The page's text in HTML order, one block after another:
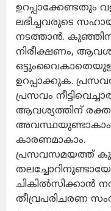
ഉറപ്പാക്കേണ്ടതും
ലഭിച്ചവരുടെ
നടത്താൻ.
നിരീക്ഷണം,
ഉറപ്പാക്കുക.
പ്രസവം
ആവശ്യത്തിന്
കാരണമാകാം.
പ്രസവസമയത്ത്
ചികിൽസിക്കാൻ
തീവ്രപരിചരണ